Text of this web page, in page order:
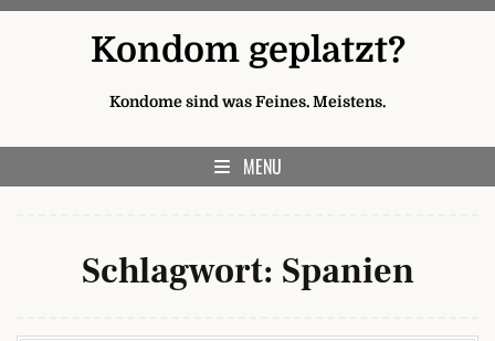
Kondom geplatzt?
Kondome sind was Feines. Meistens.
MENU
Schlagwort: Spanien